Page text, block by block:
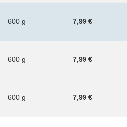
600 g 7,99 €
600 g 7,99 €
600 g 7,99 €